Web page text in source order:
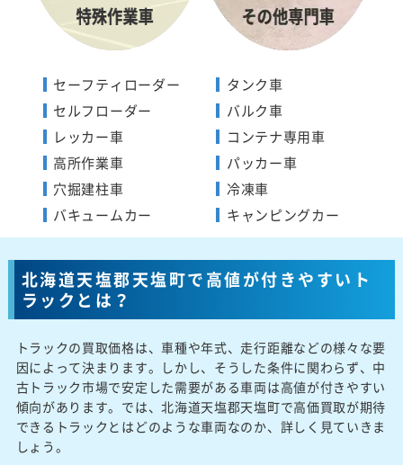
セーフティローダー
セルフローダー
レッカー車
高所作業車
穴掘建柱車
バキュームカー
タンク車
バルク車
コンテナ専用車
パッカー車
冷凍車
キャンピングカー
北海道天塩郡天塩町で高値が付きやすいト
ラックとは？
トラックの買取価格は、車種や年式、走行距離などの様々な要
因によって決まります。しかし、そうした条件に関わらず、中
古トラック市場で安定した需要がある車両は高値が付きやすい
傾向があります。では、北海道天塩郡天塩町で高価買取が期待
できるトラックとはどのような車両なのか、詳しく見ていきま
しょう。